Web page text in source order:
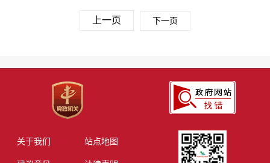
上一页 下一页
关于我们 站点地图